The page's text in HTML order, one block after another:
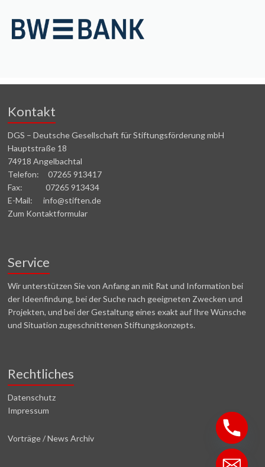
Kontakt
DGS – Deutsche Gesellschaft für Stiftungsförderung mbH
Hauptstraße 18
74918 Angelbachtal
Telefon: 07265 913417
Fax: 07265 913434
E-Mail: info@stiften.de
Zum Kontaktformular
Service
Wir unterstützen Sie von Anfang an mit Rat und Information bei
der Ideenfindung, bei der Suche nach geeigneten Zwecken und
Projekten, und bei der Gestaltung eines exakt auf Ihre Wünsche
und Situation zugeschnittenen Stiftungskonzepts.
Rechtliches
Datenschutz
Impressum
Vorträge / News Archiv